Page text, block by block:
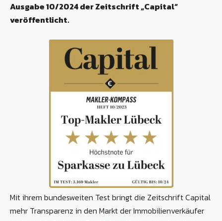
Ausgabe 10/2024 der Zeitschrift „Capital“
veröffentlicht.
Mit ihrem bundesweiten Test bringt die Zeitschrift Capital
mehr Transparenz in den Markt der Immobilienverkäufer